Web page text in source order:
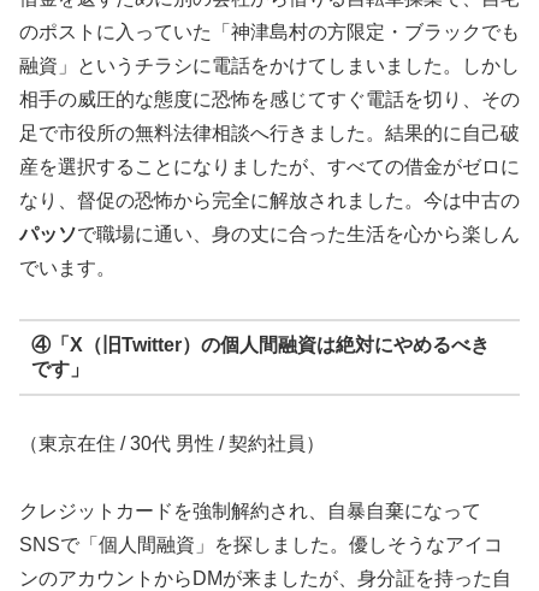
のポストに入っていた「神津島村の方限定・ブラックでも
融資」というチラシに電話をかけてしまいました。しかし
相手の威圧的な態度に恐怖を感じてすぐ電話を切り、その
足で市役所の無料法律相談へ行きました。結果的に自己破
産を選択することになりましたが、すべての借金がゼロに
なり、督促の恐怖から完全に解放されました。今は中古の
パッソで職場に通い、身の丈に合った生活を心から楽しん
でいます。
④「X（旧Twitter）の個人間融資は絶対にやめるべき
です」
（東京在住 / 30代 男性 / 契約社員）
クレジットカードを強制解約され、自暴自棄になって
SNSで「個人間融資」を探しました。優しそうなアイコ
ンのアカウントからDMが来ましたが、身分証を持った自